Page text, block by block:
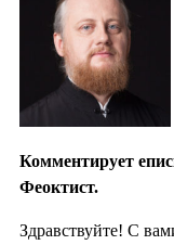
Комментирует
Феоктист.
Здравствуйте! С